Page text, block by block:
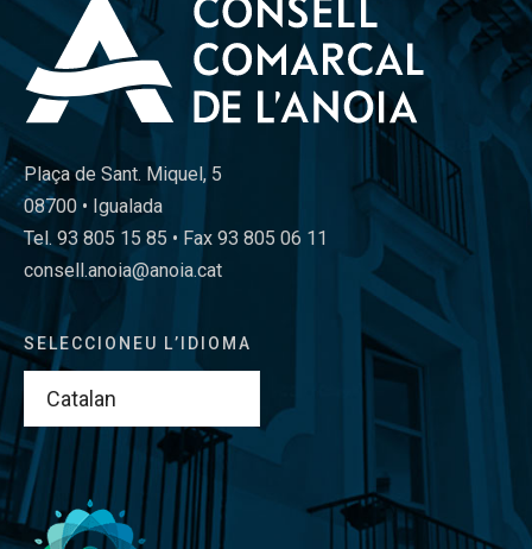
Plaça de Sant. Miquel, 5
08700 • Igualada
Tel. 93 805 15 85 • Fax 93 805 06 11
consell.anoia@anoia.cat
SELECCIONEU L’IDIOMA